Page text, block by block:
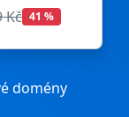
299 Kč
domény